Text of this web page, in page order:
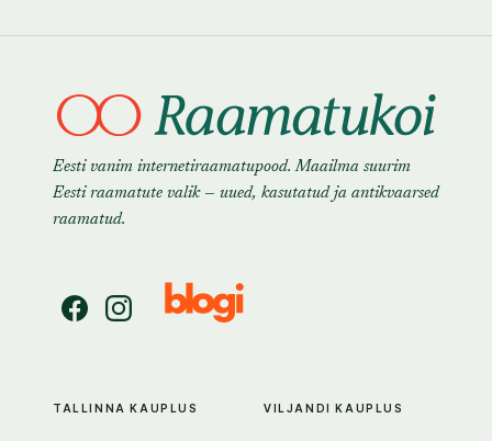
Eesti vanim internetiraamatupood. Maailma suurim
Eesti raamatute valik — uued, kasutatud ja antikvaarsed
raamatud.
TALLINNA KAUPLUS VILJANDI KAUPLUS